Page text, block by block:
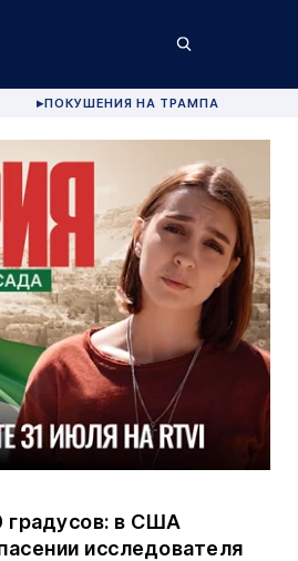
▶ПОКУШЕНИЯ НА ТРАМПА
градусов: в США
исследователя